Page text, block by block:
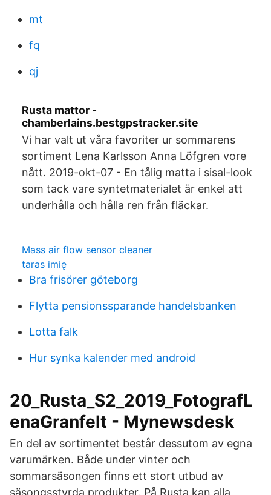
mt
fq
qj
Rusta mattor -
chamberlains.bestgpstracker.site
Vi har valt ut våra favoriter ur sommarens
sortiment Lena Karlsson Anna Löfgren vore
nått. 2019-okt-07 - En tålig matta i sisal-look
som tack vare syntetmaterialet är enkel att
underhålla och hålla ren från fläckar.
Mass air flow sensor cleaner
taras imię
Bra frisörer göteborg
Flytta pensionssparande handelsbanken
Lotta falk
Hur synka kalender med android
20_Rusta_S2_2019_FotografL
enaGranfelt - Mynewsdesk
En del av sortimentet består dessutom av egna
varumärken. Både under vinter och
sommarsäsongen finns ett stort utbud av
säsongsstyrda produkter. På Rusta kan alla